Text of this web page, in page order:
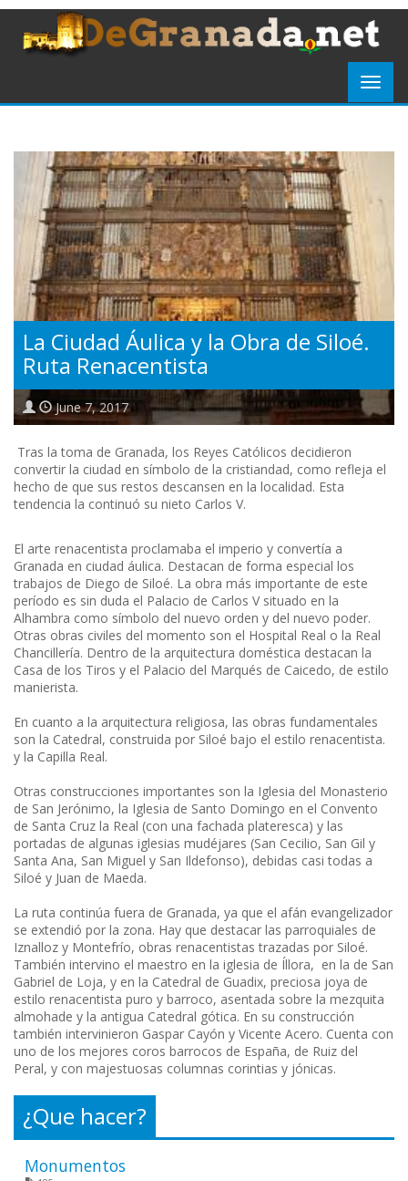
La Ciudad Áulica y la Obra de Siloé.
Ruta Renacentista
June 7, 2017
Tras la toma de Granada, los Reyes Católicos decidieron
convertir la ciudad en símbolo de la cristiandad, como refleja el
hecho de que sus restos descansen en la localidad. Esta
tendencia la continuó su nieto Carlos V.
El arte renacentista proclamaba el imperio y convertía a
Granada en ciudad áulica. Destacan de forma especial los
trabajos de Diego de Siloé. La obra más importante de este
período es sin duda el Palacio de Carlos V situado en la
Alhambra como símbolo del nuevo orden y del nuevo poder.
Otras obras civiles del momento son el Hospital Real o la Real
Chancillería. Dentro de la arquitectura doméstica destacan la
Casa de los Tiros y el Palacio del Marqués de Caicedo, de estilo
manierista.
En cuanto a la arquitectura religiosa, las obras fundamentales
son la Catedral, construida por Siloé bajo el estilo renacentista.
y la Capilla Real.
Otras construcciones importantes son la Iglesia del Monasterio
de San Jerónimo, la Iglesia de Santo Domingo en el Convento
de Santa Cruz la Real (con una fachada plateresca) y las
portadas de algunas iglesias mudéjares (San Cecilio, San Gil y
Santa Ana, San Miguel y San Ildefonso), debidas casi todas a
Siloé y Juan de Maeda.
La ruta continúa fuera de Granada, ya que el afán evangelizador
se extendió por la zona. Hay que destacar las parroquiales de
Iznalloz y Montefrío, obras renacentistas trazadas por Siloé.
También intervino el maestro en la iglesia de Íllora, en la de San
Gabriel de Loja, y en la Catedral de Guadix, preciosa joya de
estilo renacentista puro y barroco, asentada sobre la mezquita
almohade y la antigua Catedral gótica. En su construcción
también intervinieron Gaspar Cayón y Vicente Acero. Cuenta con
uno de los mejores coros barrocos de España, de Ruiz del
Peral, y con majestuosas columnas corintias y jónicas.
¿Que hacer?
Monumentos